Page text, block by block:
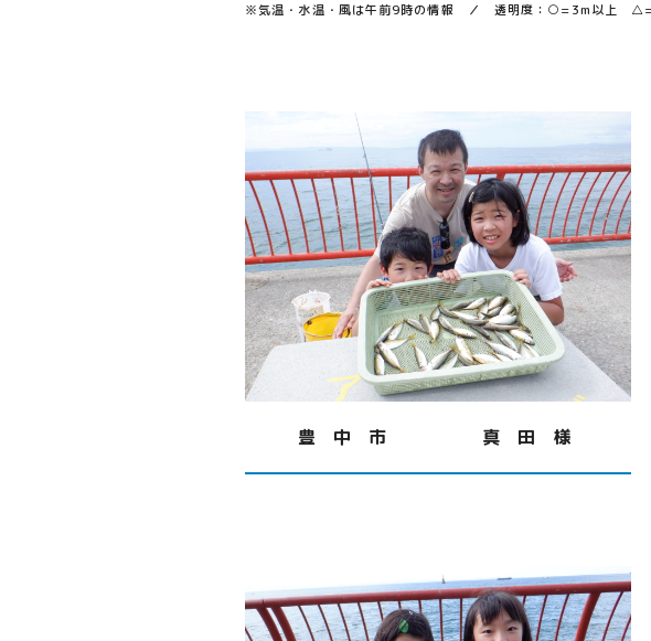
※気温・水温・風は午前9時の情報 ／ 透明度：○=3m以上
豊 中 市 真 田 様